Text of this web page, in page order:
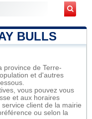
BULLS
province de Terre-
et d'autres
vous pouvez vous
et aux horaires
client de la mairie
ou selon la